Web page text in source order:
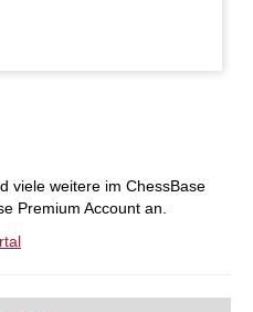
viele weitere im ChessBase
Premium Account an.